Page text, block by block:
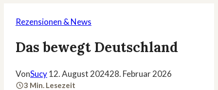
Rezensionen & News
Das bewegt Deutschland
VonSucy12. August 202428. Februar 2026
3 Min. Lesezeit